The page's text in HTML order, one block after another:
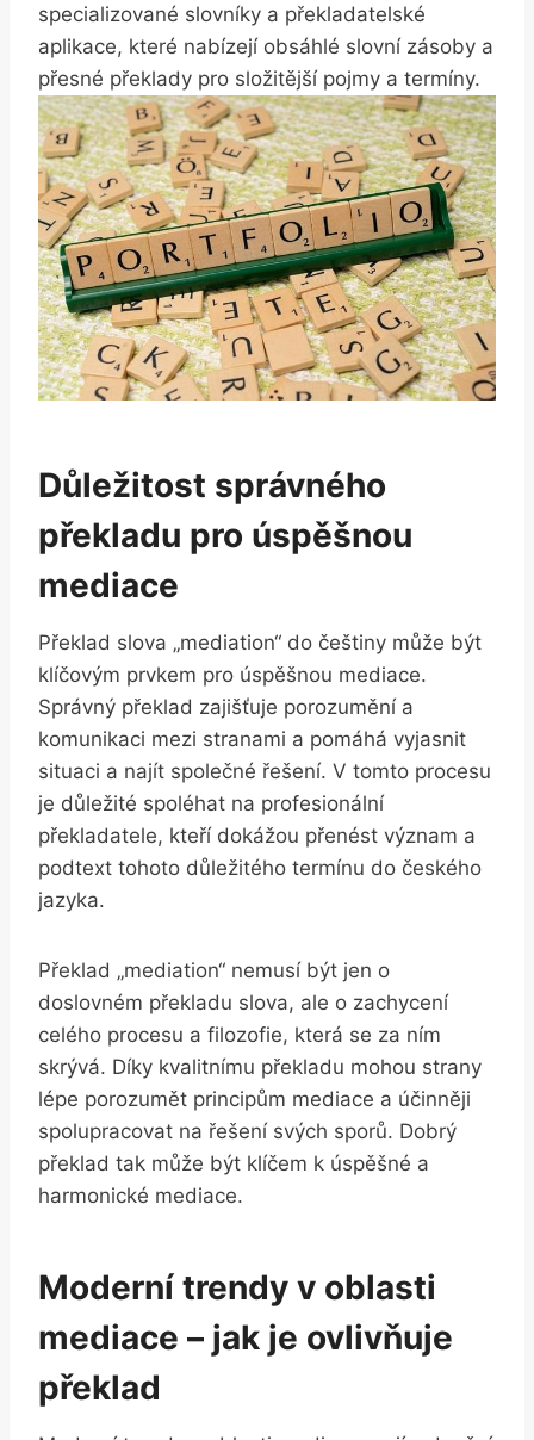
specializované slovníky a překladatelské
aplikace, které nabízejí obsáhlé slovní zásoby a
⁢přesné překlady ⁤pro‌ složitější pojmy a termíny.
Důležitost správného‌
překladu pro úspěšnou
mediace
Překlad ​slova „mediation“ do češtiny může být
klíčovým prvkem pro úspěšnou mediace.
Správný překlad zajišťuje porozumění a
komunikaci mezi stranami a pomáhá vyjasnit
situaci a najít společné řešení. V tomto procesu
⁤je důležité spoléhat na profesionální
překladatele, kteří dokážou přenést význam ⁢a
podtext tohoto důležitého⁤ termínu do‌ českého
jazyka.
Překlad „mediation“ nemusí​ být jen o
doslovném překladu ‌slova, ale o zachycení
celého procesu a ⁤filozofie, ‌která se za ním
skrývá. ⁢Díky kvalitnímu překladu mohou strany
lépe porozumět principům mediace a účinněji
spolupracovat na řešení svých sporů. Dobrý
překlad tak může být klíčem k úspěšné a⁤
harmonické mediace.
Moderní trendy ⁢v⁣ oblasti
mediace – jak je ovlivňuje
překlad